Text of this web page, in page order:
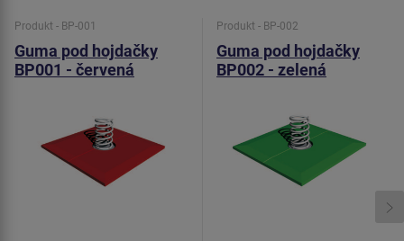
Produkt - BP-001
Guma pod hojdačky
BP001 - červená
Produkt - BP-002
Guma pod hojdačky
BP002 - zelená